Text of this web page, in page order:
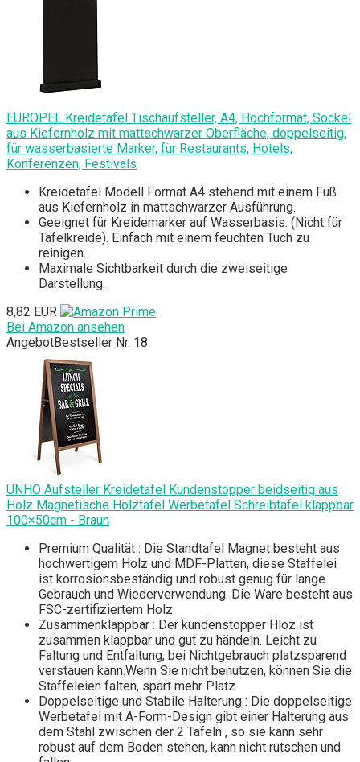
EUROPEL Kreidetafel Tischaufsteller, A4, Hochformat, Sockel
aus Kiefernholz mit mattschwarzer Oberfläche, doppelseitig,
für wasserbasierte Marker, für Restaurants, Hotels,
Konferenzen, Festivals
Kreidetafel Modell Format A4 stehend mit einem Fuß
aus Kiefernholz in mattschwarzer Ausführung.
Geeignet für Kreidemarker auf Wasserbasis. (Nicht für
Tafelkreide). Einfach mit einem feuchten Tuch zu
reinigen.
Maximale Sichtbarkeit durch die zweiseitige
Darstellung.
8,82 EUR
Bei Amazon ansehen
AngebotBestseller Nr. 18
UNHO Aufsteller Kreidetafel Kundenstopper beidseitig aus
Holz Magnetische Holztafel Werbetafel Schreibtafel klappbar
100×50cm - Braun
Premium Qualität : Die Standtafel Magnet besteht aus
hochwertigem Holz und MDF-Platten, diese Staffelei
ist korrosionsbeständig und robust genug für lange
Gebrauch und Wiederverwendung. Die Ware besteht aus
FSC-zertifiziertem Holz
Zusammenklappbar : Der kundenstopper Hloz ist
zusammen klappbar und gut zu händeln. Leicht zu
Faltung und Entfaltung, bei Nichtgebrauch platzsparend
verstauen kann.Wenn Sie nicht benutzen, können Sie die
Staffeleien falten, spart mehr Platz
Doppelseitige und Stabile Halterung : Die doppelseitige
Werbetafel mit A-Form-Design gibt einer Halterung aus
dem Stahl zwischen der 2 Tafeln , so sie kann sehr
robust auf dem Boden stehen, kann nicht rutschen und